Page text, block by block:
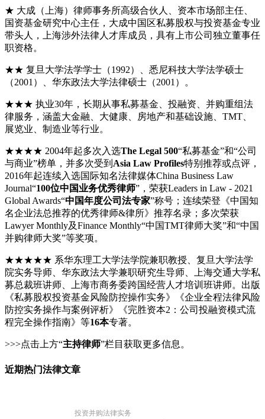
★ 大成（上海）律师事务所高级合伙人、资本市场部主任、
国资基金研究中心主任，大成中国区私募股权与投资基金专业
带头人，上海涉外法律人才库成员，具有上市公司独立董事任
职资格。
★★ 复旦大学法学学士（1992）、悉尼科技大学法学硕士
（2001）、华东政法大学法律硕士（2001）。
★★★ 执业30年，长期从事私募基金、投融资、并购重组法
律服务，涵盖大金融、大健康、房地产和基础设施、TMT、
展览业、制造业等行业。
★★★★ 2004年起多次入选The Legal 500“私募基金”和“公司
与商业”榜单，并多次受到 Asia Law Profiles特别推荐或点评，
2016年起连续入选国际知名法律媒体China Business Law
Journal“100位中国业务优秀律师”，荣获Leaders in Law - 2021
Global Awards“中国年度公司法专家”称号；连续荣登《中国知
名企业法总推荐的优秀律师&律所》推荐名录；多次荣获
Lawyer Monthly及Finance Monthly“中国TMT律师大奖”和“中国
并购律师大奖”等奖项。
★★★★★ 系华东理工大学法学院兼职教授、复旦大学法学
院实务导师、华东政法大学兼职研究生导师、上海交通大学私
募总裁班讲师、上海市商务委跨国经营人才培训班讲师。出版
《私募股权投资基金风险防控操作实务》《企业全程法律风险
防控实务操作与案例评析》《完胜资本2：公司投融资模式流
程完全操作指南》等16本专著。
>>>点击上方“主持律师”栏目获取更多信息。
近期热门法律文章
投资并购法律实务